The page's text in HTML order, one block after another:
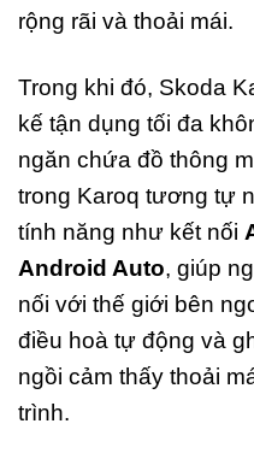
rộng rãi và thoải mái.
Trong khi đó, Skoda
kế tận dụng tối đa
ngăn chứa đồ thông
trong Karoq tương tự
tính năng như kết nối
Android Auto, giúp
nối với thế giới bên
điều hoà tự động và
ngồi cảm thấy thoải
trình.